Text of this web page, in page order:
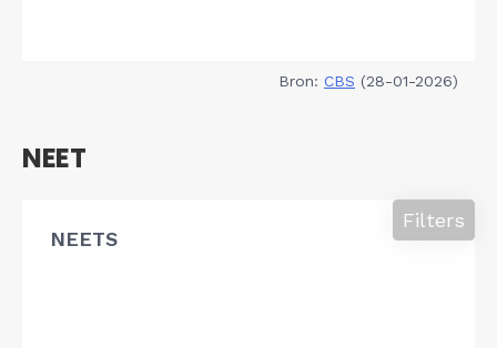
Bron: CBS (28-01-2026)
NEET
NEETS
Filters